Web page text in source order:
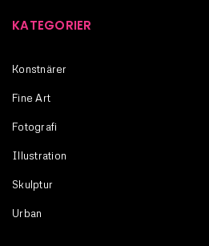
KATEGORIER
Konstnärer
Fine Art
Fotografi
Illustration
Skulptur
Urban